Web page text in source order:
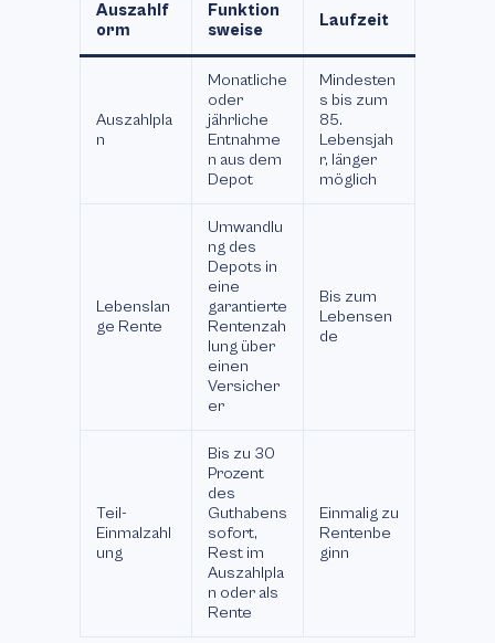
Auszahlf
orm
Funktion
sweise
Laufzeit
Auszahlpla
n
Monatliche
oder
jährliche
Entnahme
n aus dem
Depot
Mindesten
s bis zum
85.
Lebensjah
r, länger
möglich
Lebenslan
ge Rente
Umwandlu
ng des
Depots in
eine
garantierte
Rentenzah
lung über
einen
Versicher
er
Bis zum
Lebensen
de
Teil-
Einmalzahl
ung
Bis zu 30
Prozent
des
Guthabens
sofort,
Rest im
Auszahlpla
n oder als
Rente
Einmalig zu
Rentenbe
ginn